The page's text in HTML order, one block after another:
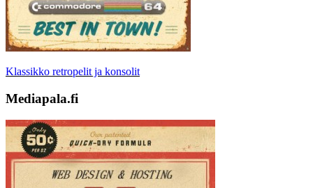
Klassikko retropelit ja konsolit
Mediapala.fi